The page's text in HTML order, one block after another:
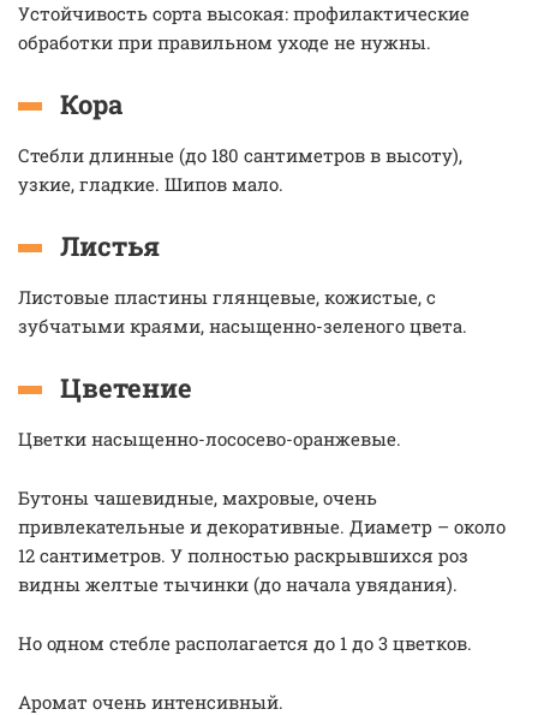
Устойчивость сорта высокая: профилактические
обработки при правильном уходе не нужны.
Кора
Стебли длинные (до 180 сантиметров в высоту),
узкие, гладкие. Шипов мало.
Листья
Листовые пластины глянцевые, кожистые, с
зубчатыми краями, насыщенно-зеленого цвета.
Цветение
Цветки насыщенно-лососево-оранжевые.
Бутоны чашевидные, махровые, очень
привлекательные и декоративные. Диаметр – около
12 сантиметров. У полностью раскрывшихся роз
видны желтые тычинки (до начала увядания).
Но одном стебле располагается до 1 до 3 цветков.
Аромат очень интенсивный.